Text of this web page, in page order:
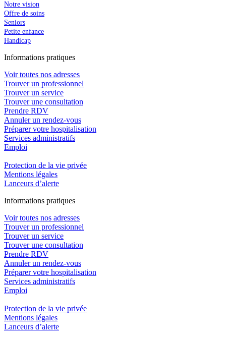
Notre vision
Offre de soins
Seniors
Petite enfance
Handicap
Informations pratiques
Voir toutes nos adresses
Trouver un professionnel
Trouver un service
Trouver une consultation
Prendre RDV
Annuler un rendez-vous
Préparer votre hospitalisation
Services administratifs
Emploi​
Protection de la vie privée
Mentions légales
Lanceurs d’alerte
Informations pratiques
Voir toutes nos adresses
Trouver un professionnel
Trouver un service
Trouver une consultation
Prendre RDV
Annuler un rendez-vous
Préparer votre hospitalisation
Services administratifs
Emploi​
Protection de la vie privée
Mentions légales
Lanceurs d’alerte